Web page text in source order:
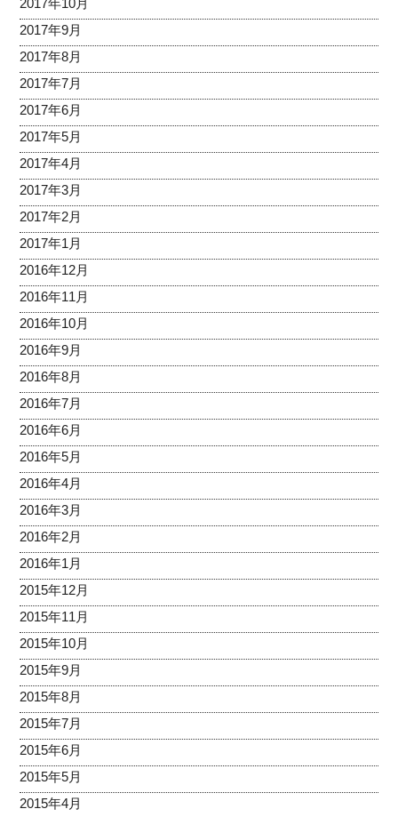
2017年10月
2017年9月
2017年8月
2017年7月
2017年6月
2017年5月
2017年4月
2017年3月
2017年2月
2017年1月
2016年12月
2016年11月
2016年10月
2016年9月
2016年8月
2016年7月
2016年6月
2016年5月
2016年4月
2016年3月
2016年2月
2016年1月
2015年12月
2015年11月
2015年10月
2015年9月
2015年8月
2015年7月
2015年6月
2015年5月
2015年4月